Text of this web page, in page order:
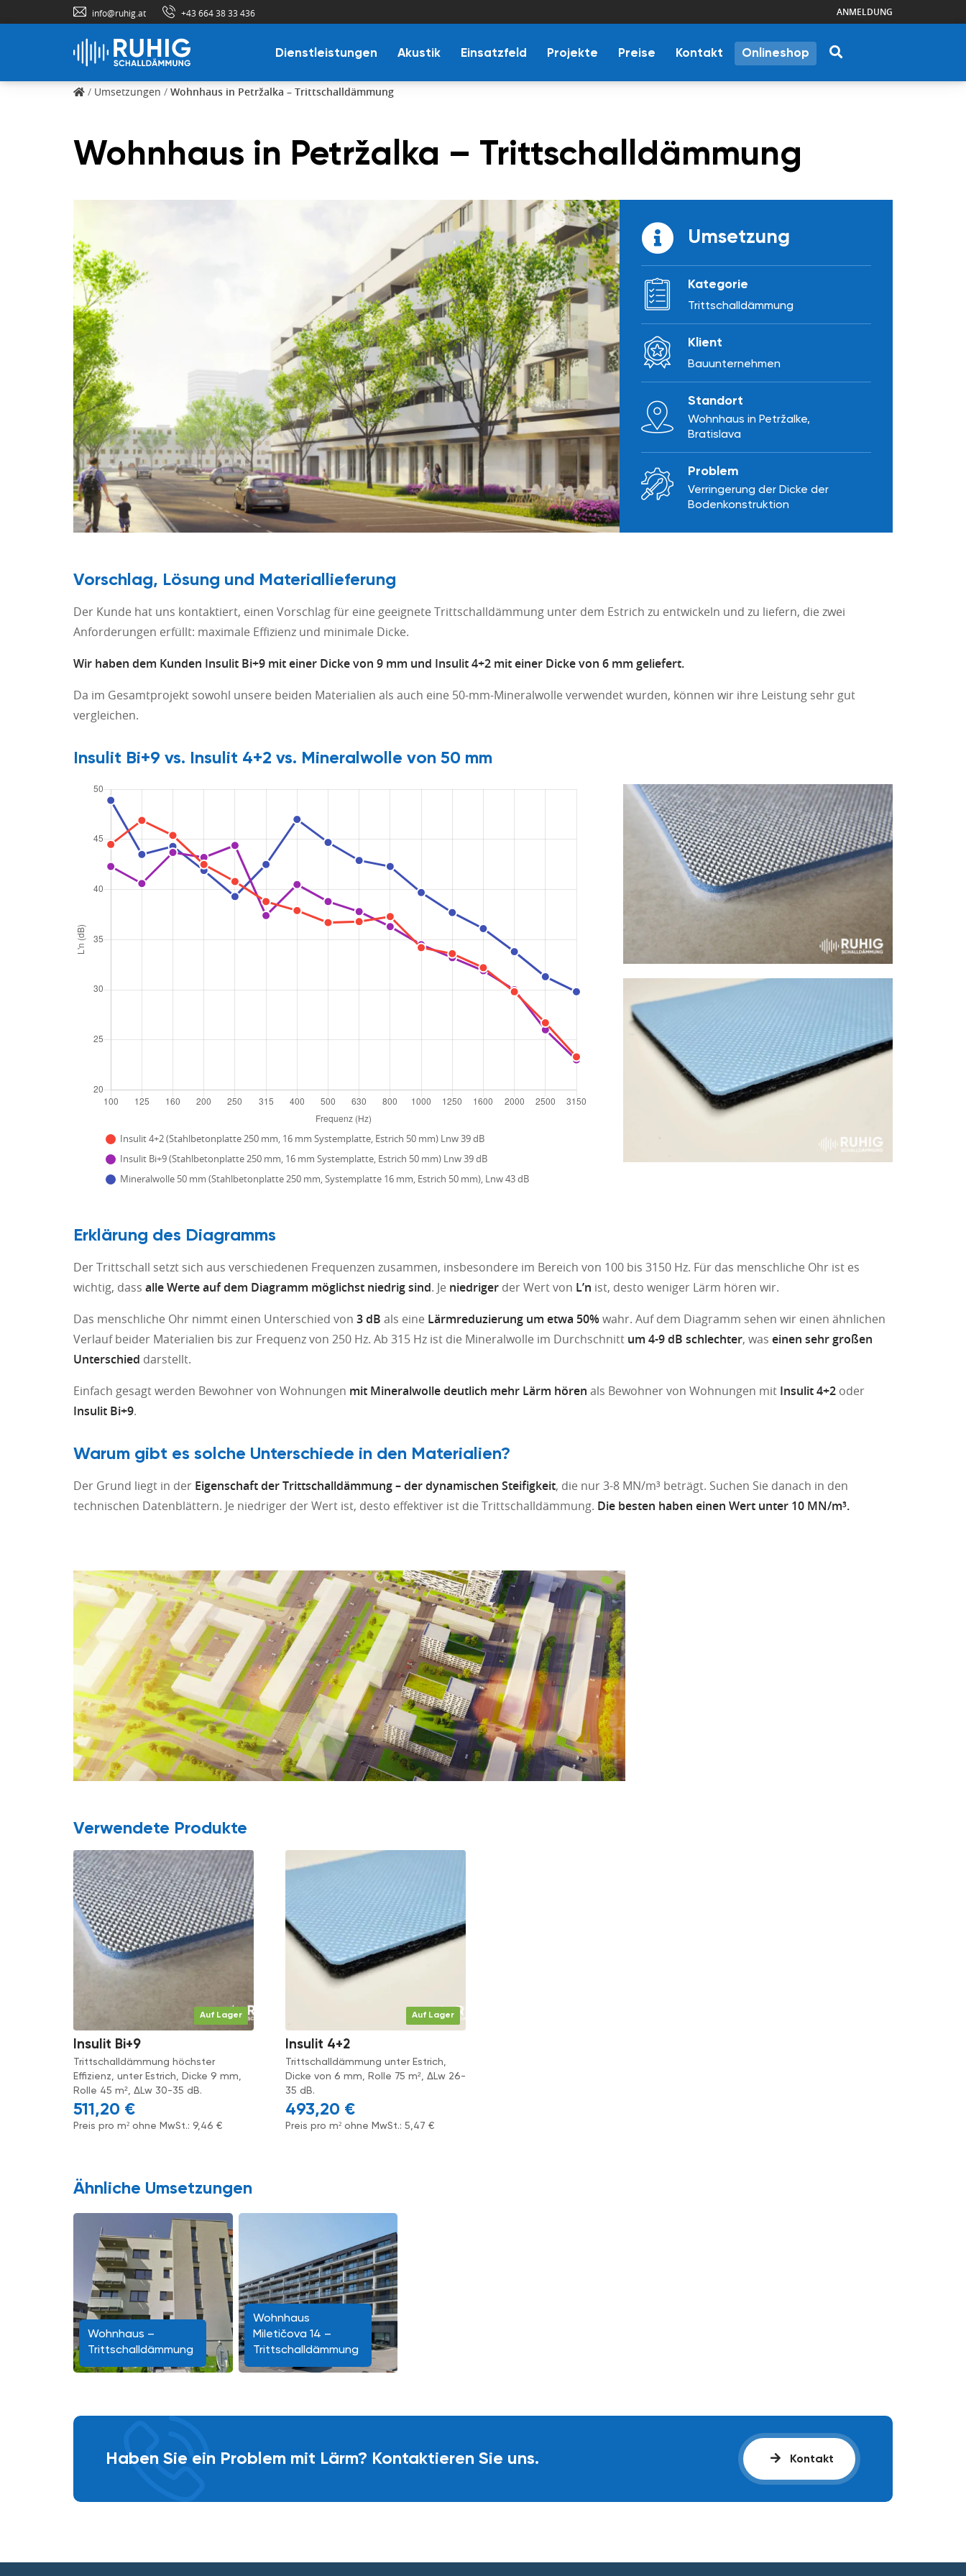
info@ruhig.at +43 664 38 33 436 ANMELDUNG
Dienstleistungen Akustik Einsatzfeld Projekte Preise Kontakt Onlineshop
/ Umsetzungen / Wohnhaus in Petržalka – Trittschalldämmung
Wohnhaus in Petržalka – Trittschalldämmung
Umsetzung
Kategorie
Trittschalldämmung
Klient
Bauunternehmen
Standort
Wohnhaus in Petržalke,
Bratislava
Problem
Verringerung der Dicke der
Bodenkonstruktion
Vorschlag, Lösung und Materiallieferung
Der Kunde hat uns kontaktiert, einen Vorschlag für eine geeignete Trittschalldämmung unter dem Estrich zu entwickeln und zu liefern, die zwei
Anforderungen erfüllt: maximale Effizienz und minimale Dicke.
Wir haben dem Kunden Insulit Bi+9 mit einer Dicke von 9 mm und Insulit 4+2 mit einer Dicke von 6 mm geliefert.
Da im Gesamtprojekt sowohl unsere beiden Materialien als auch eine 50-mm-Mineralwolle verwendet wurden, können wir ihre Leistung sehr gut
vergleichen.
Insulit Bi+9 vs. Insulit 4+2 vs. Mineralwolle von 50 mm
Insulit 4+2 (Stahlbetonplatte 250 mm, 16 mm Systemplatte, Estrich 50 mm) Lnw 39 dB
Insulit Bi+9 (Stahlbetonplatte 250 mm, 16 mm Systemplatte, Estrich 50 mm) Lnw 39 dB
Mineralwolle 50 mm (Stahlbetonplatte 250 mm, Systemplatte 16 mm, Estrich 50 mm), Lnw 43 dB
Erklärung des Diagramms
Der Trittschall setzt sich aus verschiedenen Frequenzen zusammen, insbesondere im Bereich von 100 bis 3150 Hz. Für das menschliche Ohr ist es
wichtig, dass alle Werte auf dem Diagramm möglichst niedrig sind. Je niedriger der Wert von L’n ist, desto weniger Lärm hören wir.
Das menschliche Ohr nimmt einen Unterschied von 3 dB als eine Lärmreduzierung um etwa 50%wahr. Auf dem Diagramm sehen wir einen ähnlichen
Verlauf beider Materialien bis zur Frequenz von 250 Hz. Ab 315 Hz ist die Mineralwolle im Durchschnitt um 4-9 dB schlechter, was einen sehr großen
Unterschied darstellt.
Einfach gesagt werden Bewohner von Wohnungen mit Mineralwolle deutlich mehr Lärm hören als Bewohner von Wohnungen mit Insulit 4+2 oder
Insulit Bi+9.
Warum gibt es solche Unterschiede in den Materialien?
Der Grund liegt in der Eigenschaft der Trittschalldämmung – der dynamischen Steifigkeit, die nur 3-8 MN/m³ beträgt. Suchen Sie danach in den
technischen Datenblättern. Je niedriger der Wert ist, desto effektiver ist die Trittschalldämmung. Die besten haben einen Wert unter 10 MN/m³.
Verwendete Produkte
Auf Lager
Insulit Bi+9
Trittschalldämmung höchster
Effizienz, unter Estrich, Dicke 9 mm,
Rolle 45 m², ΔLw 30-35 dB.
511,20 €
Preis pro m² ohne MwSt.: 9,46 €
Auf Lager
Insulit 4+2
Trittschalldämmung unter Estrich,
Dicke von 6 mm, Rolle 75 m², ΔLw 26-
35 dB.
493,20 €
Preis pro m² ohne MwSt.: 5,47 €
Ähnliche Umsetzungen
Wohnhaus –
Trittschalldämmung
Wohnhaus
Miletičova 14 –
Trittschalldämmung
Haben Sie ein Problem mit Lärm? Kontaktieren Sie uns. Kontakt